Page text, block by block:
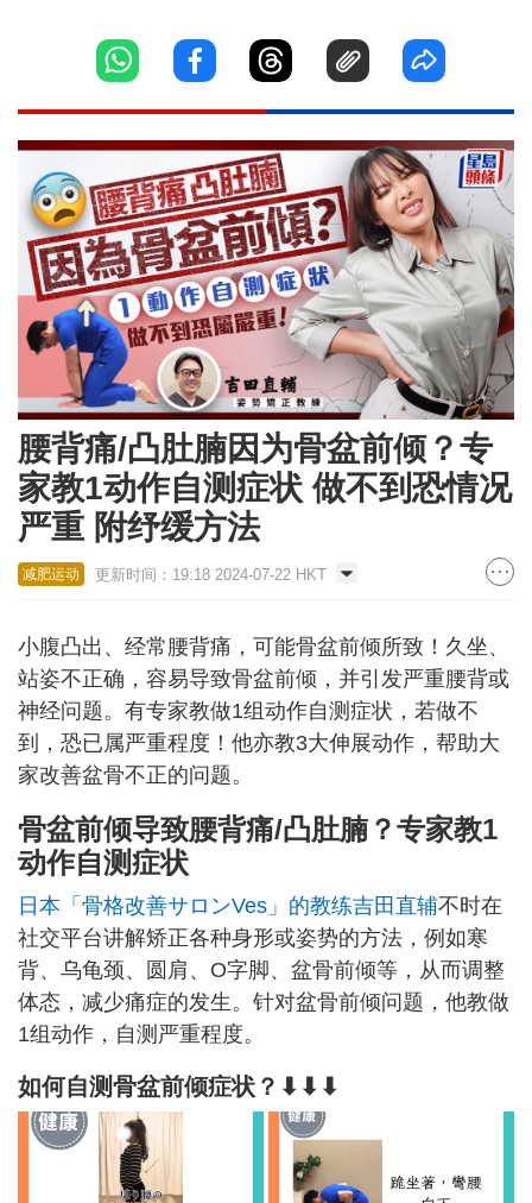
腰背痛/凸肚腩因为骨盆前倾？专
家教1动作自测症状 做不到恐情况
严重 附纾缓方法
减肥运动 更新时间：19:18 2024-07-22 HKT
小腹凸出、经常腰背痛，可能骨盆前倾所致！久坐、
站姿不正确，容易导致骨盆前倾，并引发严重腰背或
神经问题。有专家教做1组动作自测症状，若做不
到，恐已属严重程度！他亦教3大伸展动作，帮助大
家改善盆骨不正的问题。
骨盆前倾导致腰背痛/凸肚腩？专家教1
动作自测症状
日本「骨格改善サロンVes」的教练吉田直辅不时在
社交平台讲解矫正各种身形或姿势的方法，例如寒
背、乌龟颈、圆肩、O字脚、盆骨前倾等，从而调整
体态，减少痛症的发生。针对盆骨前倾问题，他教做
1组动作，自测严重程度。
如何自测骨盆前倾症状？⬇⬇⬇